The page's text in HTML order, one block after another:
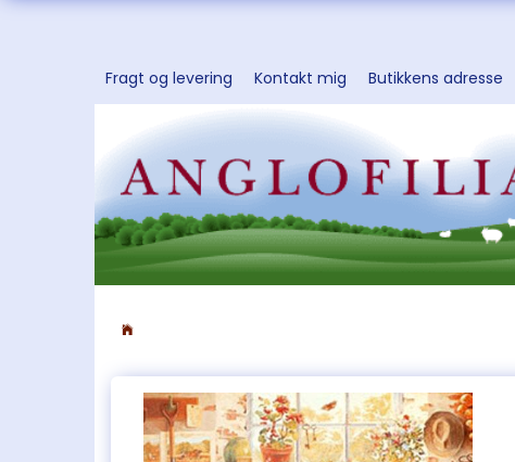
Fragt og levering Kontakt mig Butikkens adresse